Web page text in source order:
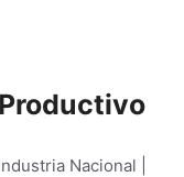
Nacional |